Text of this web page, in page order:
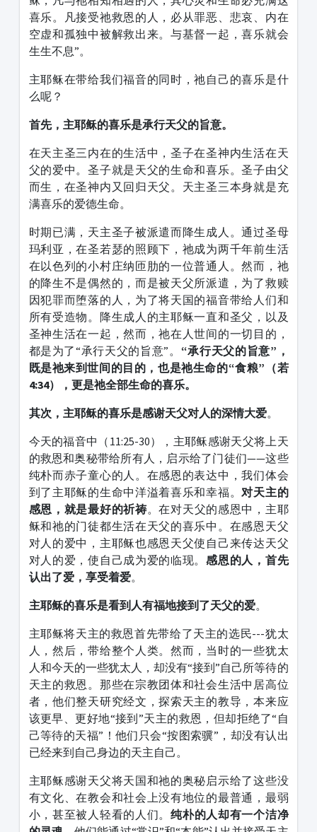
喜乐。凡接受祂救恩的人，必从罪恶、悲哀、内在
空虚和孤独中被解救出来。与基督一起，喜乐就会
生生不息”。
主耶稣在带给我们福音的同时，祂自己的喜乐是什
么呢？
首先，主耶稣的喜乐是承行天父的旨意。
在天主圣三内在的生活中，圣子在圣神内生活在天
父的爱中。圣子就是天父的生命和喜乐。圣子由父
而生，在圣神内又回归天父。天主圣三本身就是充
满喜乐的爱德生命。
时期已满，天主圣子被派遣而降生成人。通过圣母
玛利亚，在圣若瑟的照顾下，祂成为两千年前生活
在以色列的小村庄纳匝肋的一位普通人。然而，祂
的降生不是偶然的，而是被天父所派遣，为了救赎
因犯罪而堕落的人，为了将天国的福音带给人们和
所有受造物。降生成人的主耶稣一直和圣父，以及
圣神生活在一起，然而，祂在人世间的一切目的，
都是为了“承行天父的旨意”。 “承行天父的旨意”，
既是祂来到世间的目的，也是祂生命的“食粮”（若
4:34），更是祂全部生命的喜乐。
其次，主耶稣的喜乐是感谢天父对人的深情大爱。
今天的福音中（11:25-30），主耶稣感谢天父将上天
的救恩和奥秘带给所有人，启示给了门徒们——这些
纯朴而赤子童心的人。在感恩的表达中，我们体会
到了主耶稣的生命中洋溢着喜乐和幸福。 对天主的
感恩，就是最好的祈祷。在对天父的感恩中，主耶
稣和祂的门徒都生活在天父的喜乐中。在感恩天父
对人的爱中，主耶稣也感恩天父使自己来传达天父
对人的爱，使自己成为爱的临现。感恩的人，首先
认出了爱，享受着爱。
主耶稣的喜乐是看到人有福地接到了天父的爱。
主耶稣将天主的救恩首先带给了天主的选民---犹太
人，然后，带给整个人类。然而，当时的一些犹太
人和今天的一些犹太人，却没有“接到”自己所等待的
天主的救恩。那些在宗教团体和社会生活中居高位
者，他们整天研究经文，探索天主的教导，本来应
该更早、更好地“接到”天主的救恩，但却拒绝了“自
己等待的天福”！他们只会“按图索骥”，却没有认出
已经来到自己身边的天主自己。
主耶稣感谢天父将天国和祂的奥秘启示给了这些没
有文化、在教会和社会上没有地位的最普通，最弱
小，甚至被人轻看的人们。纯朴的人却有一个洁净